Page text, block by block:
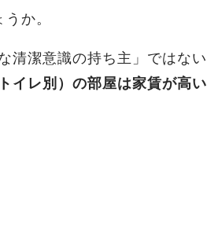
か。
清潔意識の持ち主」ではない
イレ別）の部屋は家賃が高い